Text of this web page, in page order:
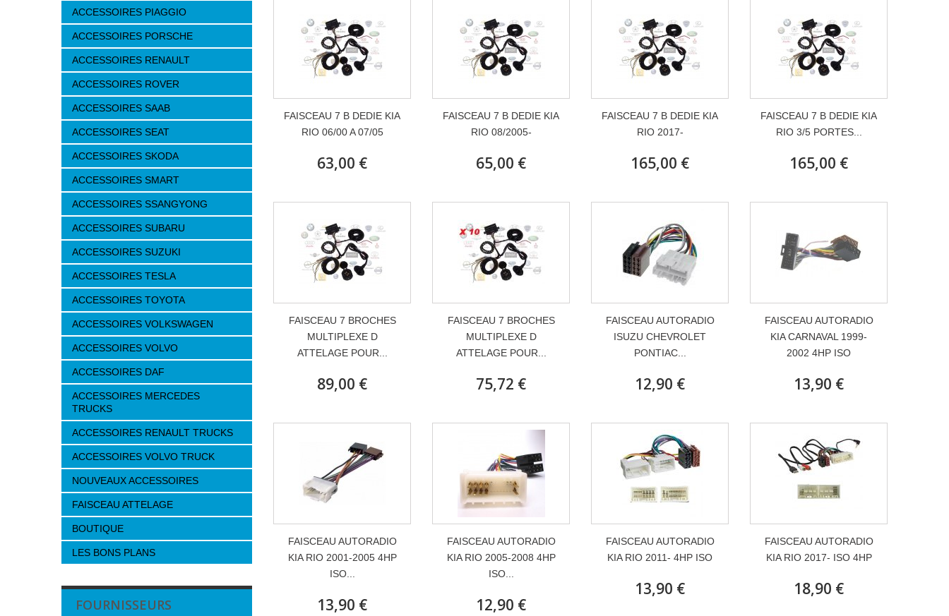
ACCESSOIRES PIAGGIO
ACCESSOIRES PORSCHE
ACCESSOIRES RENAULT
ACCESSOIRES ROVER
ACCESSOIRES SAAB
ACCESSOIRES SEAT
ACCESSOIRES SKODA
ACCESSOIRES SMART
ACCESSOIRES SSANGYONG
ACCESSOIRES SUBARU
ACCESSOIRES SUZUKI
ACCESSOIRES TESLA
ACCESSOIRES TOYOTA
ACCESSOIRES VOLKSWAGEN
ACCESSOIRES VOLVO
ACCESSOIRES DAF
ACCESSOIRES MERCEDES
TRUCKS
ACCESSOIRES RENAULT TRUCKS
ACCESSOIRES VOLVO TRUCK
NOUVEAUX ACCESSOIRES
FAISCEAU ATTELAGE
BOUTIQUE
LES BONS PLANS
FOURNISSEURS
FAISCEAU 7 B DEDIE KIA
RIO 06/00 A 07/05
63,00 €
FAISCEAU 7 B DEDIE KIA
RIO 08/2005-
65,00 €
FAISCEAU 7 B DEDIE KIA
RIO 2017-
165,00 €
FAISCEAU 7 B DEDIE KIA
RIO 3/5 PORTES...
165,00 €
FAISCEAU 7 BROCHES
MULTIPLEXE D
ATTELAGE POUR...
89,00 €
FAISCEAU 7 BROCHES
MULTIPLEXE D
ATTELAGE POUR...
75,72 €
FAISCEAU AUTORADIO
ISUZU CHEVROLET
PONTIAC...
12,90 €
FAISCEAU AUTORADIO
KIA CARNAVAL 1999-
2002 4HP ISO
13,90 €
FAISCEAU AUTORADIO
KIA RIO 2001-2005 4HP
ISO...
13,90 €
FAISCEAU AUTORADIO
KIA RIO 2005-2008 4HP
ISO...
12,90 €
FAISCEAU AUTORADIO
KIA RIO 2011- 4HP ISO
13,90 €
FAISCEAU AUTORADIO
KIA RIO 2017- ISO 4HP
18,90 €